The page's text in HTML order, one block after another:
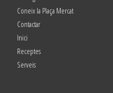
Coneix la Plaça Mercat
Contactar
Inici
Receptes
Serveis